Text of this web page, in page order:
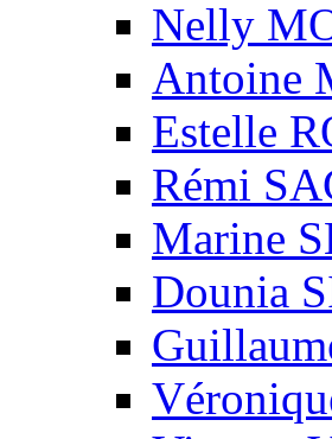
Nelly
Antoine
Estelle
Rémi
Marine
Dounia